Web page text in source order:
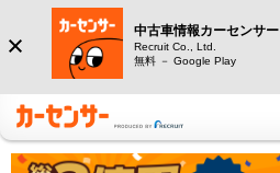
中古車情報カーセンサー
Recruit Co., Ltd.
無料 － Google Play